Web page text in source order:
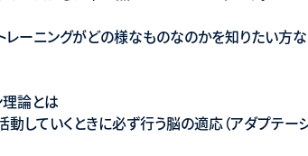
ーニングがどの様なものなのかを知りたい方な
論とは
していくときに必ず行う脳の適応（アダプテー